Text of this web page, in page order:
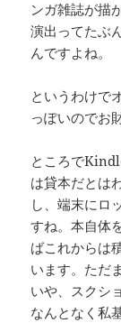
ンガ雑誌が描
演出ってたぶ
んですよね。
というわけで
っぽいのでお
ところで
は貸本だとは
し、端末にロ
すね。本自体
ばこれからは
います。ただ
いや、スクシ
なんとなく私